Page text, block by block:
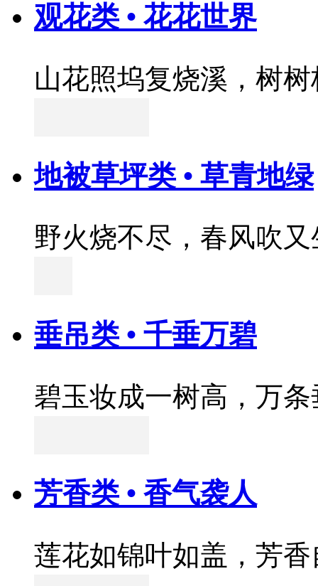
观花类 • 花花世界
山花照坞复烧溪，树
地被草坪类 • 草青地绿
野火烧不尽，春风吹又
垂吊类 • 千垂万碧
碧玉妆成一树高，万
芳香类 • 香气袭人
莲花如锦叶如盖，芳